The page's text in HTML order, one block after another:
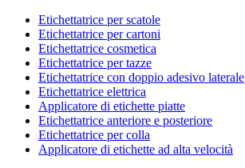
Etichettatrice per scatole
Etichettatrice per cartoni
Etichettatrice cosmetica
Etichettatrice per tazze
Etichettatrice con doppio adesivo laterale
Etichettatrice elettrica
Applicatore di etichette piatte
Etichettatrice anteriore e posteriore
Etichettatrice per colla
Applicatore di etichette ad alta velocità